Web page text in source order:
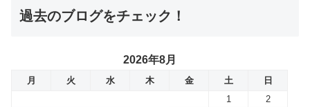
過去のブログをチェック！
2026年8月
月 火 水 木 金 土
日
1
2